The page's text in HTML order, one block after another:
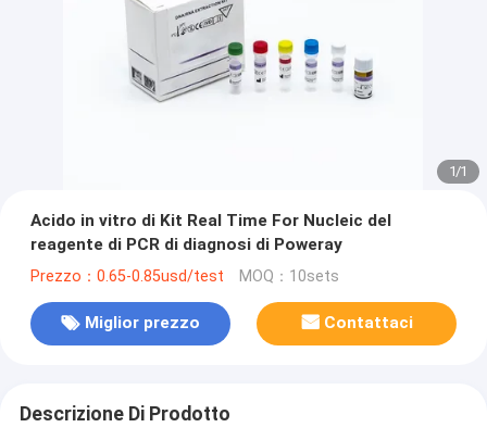
1/1
Acido in vitro di Kit Real Time For Nucleic del
reagente di PCR di diagnosi di Poweray
Prezzo：0.65-0.85usd/test MOQ：10sets
Miglior prezzo Contattaci
Descrizione Di Prodotto